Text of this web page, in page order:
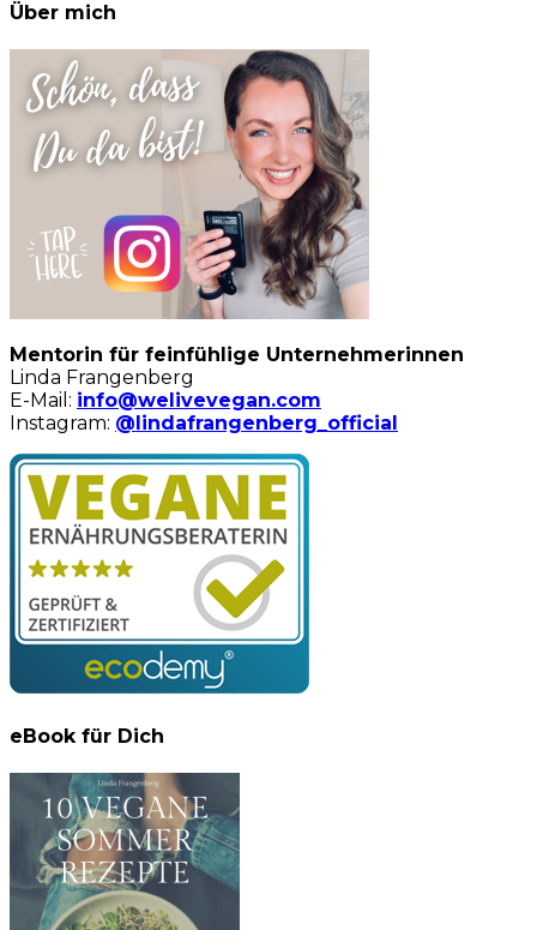
Über mich
Mentorin für feinfühlige Unternehmerinnen
Linda Frangenberg
E-Mail: info@welivevegan.com
Instagram: @lindafrangenberg_official
eBook für Dich